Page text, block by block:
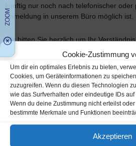
Cookie-Zustimmung
Um dir ein optimales Erlebnis zu bieten,
Cookies, um Geräteinformationen zu
zuzugreifen. Wenn du diesen Technologien
wie das Surfverhalten oder eindeutige IDs auf
Wenn du deine Zustimmung nicht erteilst
bestimmte Merkmale und Funktionen
Akzeptieren
künftig nur noch nach telefonischer
Anmeldung in unserem Büro möglich ist.
Wir bitten Sie herzlich um Ihr
und danken Ihnen für Ihre Unterstützung.